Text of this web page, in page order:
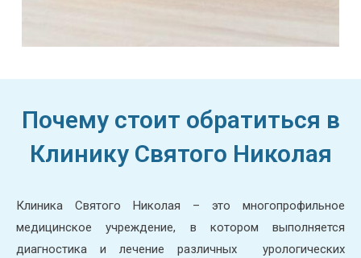
Почему стоит обратиться в
Клинику Святого Николая
Клиника Святого Николая – это многопрофильное
медицинское учреждение, в котором выполняется
диагностика и лечение различных урологических